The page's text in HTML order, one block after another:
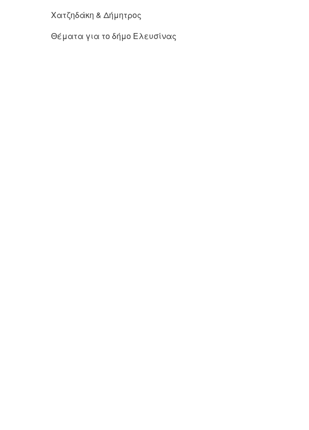
Χατζηδάκη & Δήμητρος
Θέματα για το δήμο Ελευσίνας